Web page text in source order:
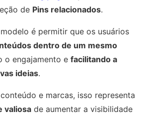
de Pins relacionados.
é permitir que os usuários
dentro de um mesmo
o engajamento e facilitando a
ideias.
e marcas, isso representa
valiosa de aumentar a visibilidade